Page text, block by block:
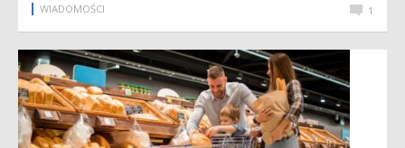
WIADOMOŚCI 1